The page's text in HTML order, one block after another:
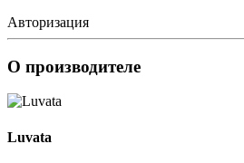
Авторизация
О производителе
Luvata